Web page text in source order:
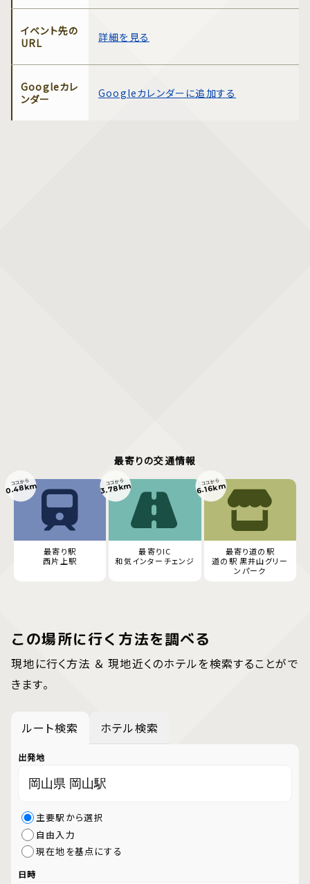
イベント先の
URL
詳細を見る
Googleカレ
ンダー
Googleカレンダーに追加する
最寄りの交通情報
最寄り駅
西片上駅
ココから
0.48km
最寄りIC
和気インターチェンジ
ココから
3.78km
最寄り道の駅
道の駅 黒井山グリー
ンパーク
ココから
6.16km
この場所に行く方法を調べる
現地に行く方法 ＆ 現地近くのホテルを検索することがで
きます。
ルート検索 ホテル検索
出発地
主要駅から選択
自由入力
現在地を基点にする
日時